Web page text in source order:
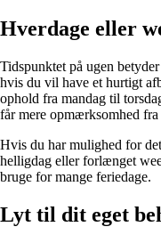
Hverdage eller
Tidspunktet på ugen
hvis du vil have et hurtigt
ophold fra mandag til
får mere opmærksomhed
Hvis du har mulighed for
helligdag eller forlænget
bruge for mange feriedage.
Lyt til dit eget